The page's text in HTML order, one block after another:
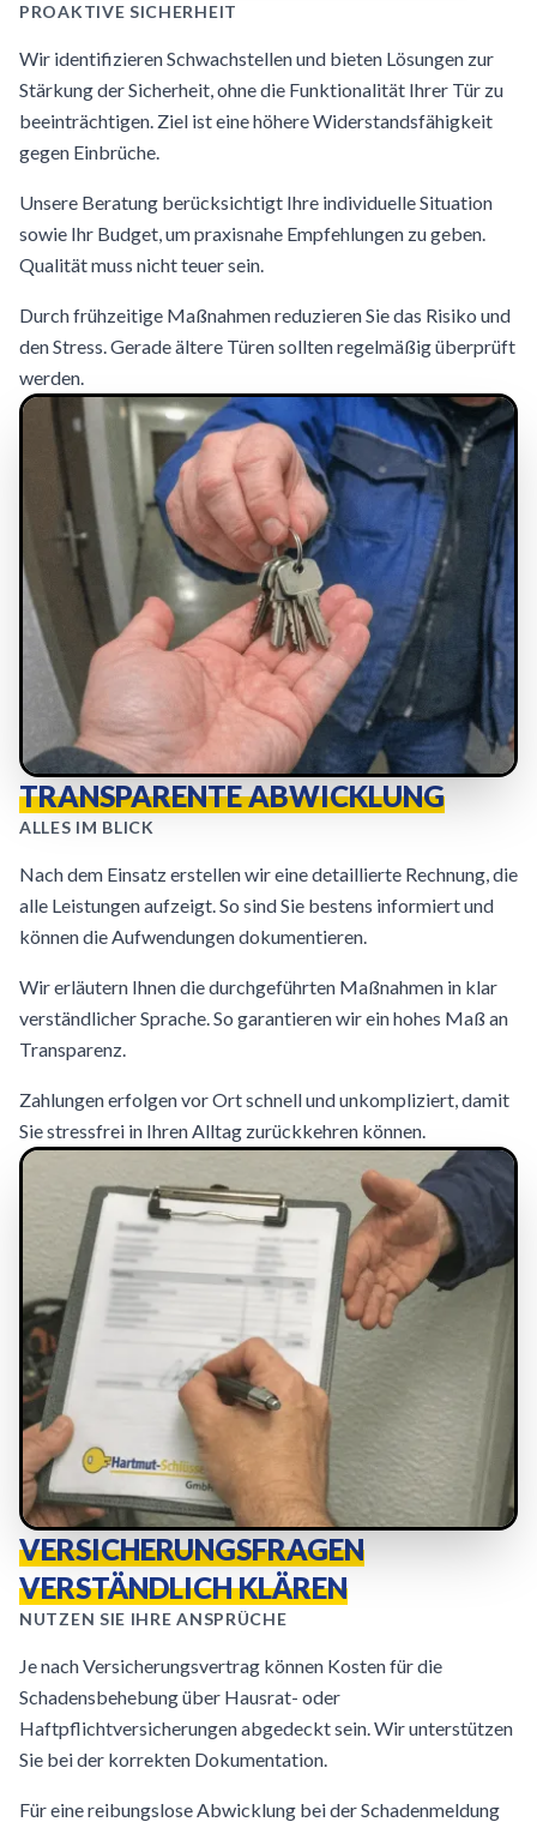
PROAKTIVE SICHERHEIT
Wir identifizieren Schwachstellen und bieten Lösungen zur
Stärkung der Sicherheit, ohne die Funktionalität Ihrer Tür zu
beeinträchtigen. Ziel ist eine höhere Widerstandsfähigkeit
gegen Einbrüche.
Unsere Beratung berücksichtigt Ihre individuelle Situation
sowie Ihr Budget, um praxisnahe Empfehlungen zu geben.
Qualität muss nicht teuer sein.
Durch frühzeitige Maßnahmen reduzieren Sie das Risiko und
den Stress. Gerade ältere Türen sollten regelmäßig überprüft
werden.
TRANSPARENTE ABWICKLUNG
ALLES IM BLICK
Nach dem Einsatz erstellen wir eine detaillierte Rechnung, die
alle Leistungen aufzeigt. So sind Sie bestens informiert und
können die Aufwendungen dokumentieren.
Wir erläutern Ihnen die durchgeführten Maßnahmen in klar
verständlicher Sprache. So garantieren wir ein hohes Maß an
Transparenz.
Zahlungen erfolgen vor Ort schnell und unkompliziert, damit
Sie stressfrei in Ihren Alltag zurückkehren können.
VERSICHERUNGSFRAGEN
VERSTÄNDLICH KLÄREN
NUTZEN SIE IHRE ANSPRÜCHE
Je nach Versicherungsvertrag können Kosten für die
Schadensbehebung über Hausrat- oder
Haftpflichtversicherungen abgedeckt sein. Wir unterstützen
Sie bei der korrekten Dokumentation.
Für eine reibungslose Abwicklung bei der Schadenmeldung